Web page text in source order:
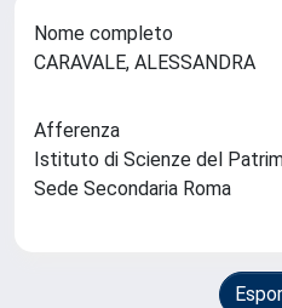
Nome completo
CARAVALE, ALESSANDRA
Afferenza
Istituto di Scienze del
Sede Secondaria Roma